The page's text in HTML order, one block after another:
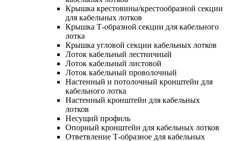
Крышка крестовины/крестообразной секции
для кабельных лотков
Крышка Т-образной секции для кабельного
лотка
Крышка угловой секции кабельных лотков
Лоток кабельный лестничный
Лоток кабельный листовой
Лоток кабельный проволочный
Настенный и потолочный кронштейн для
кабельного лотка
Настенный кронштейн для кабельных
лотков
Несущий профиль
Опорный кронштейн для кабельных лотков
Ответвление Т-образное для кабельных